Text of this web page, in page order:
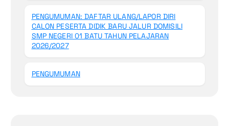
PENGUMUMAN: DAFTAR ULANG/LAPOR DIRI
CALON PESERTA DIDIK BARU JALUR DOMISILI
SMP NEGERI 01 BATU TAHUN PELAJARAN
2026/2027
PENGUMUMAN